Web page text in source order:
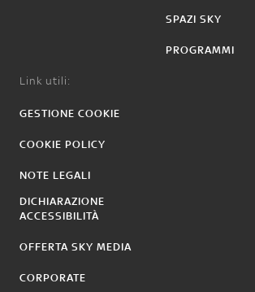
SPAZI SKY
PROGRAMMI
Link utili:
GESTIONE COOKIE
COOKIE POLICY
NOTE LEGALI
DICHIARAZIONE
ACCESSIBILITÀ
OFFERTA SKY MEDIA
CORPORATE